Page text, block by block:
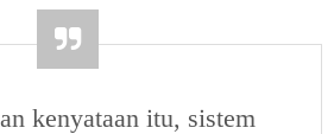
kenyataan itu, sistem